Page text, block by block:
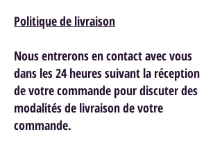
Politique de livraison
Nous entrerons en contact avec vous
dans les 24 heures suivant la réception
de votre commande pour discuter des
modalités de livraison de votre
commande.